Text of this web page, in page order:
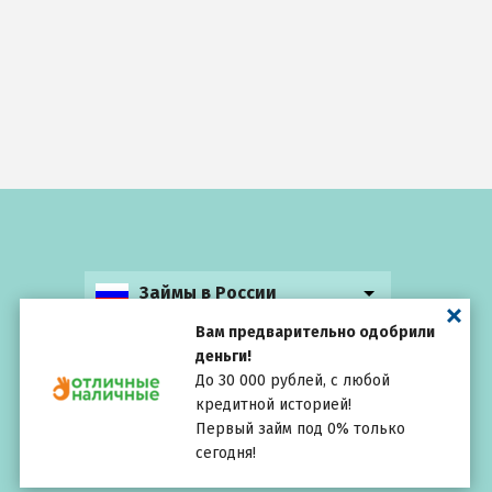
Вам предварительно одобрили
деньги!
До 30 000 рублей, с любой
кредитной историей!
Первый займ под 0% только
сегодня!
Займы в России
Выбирай
внимательно